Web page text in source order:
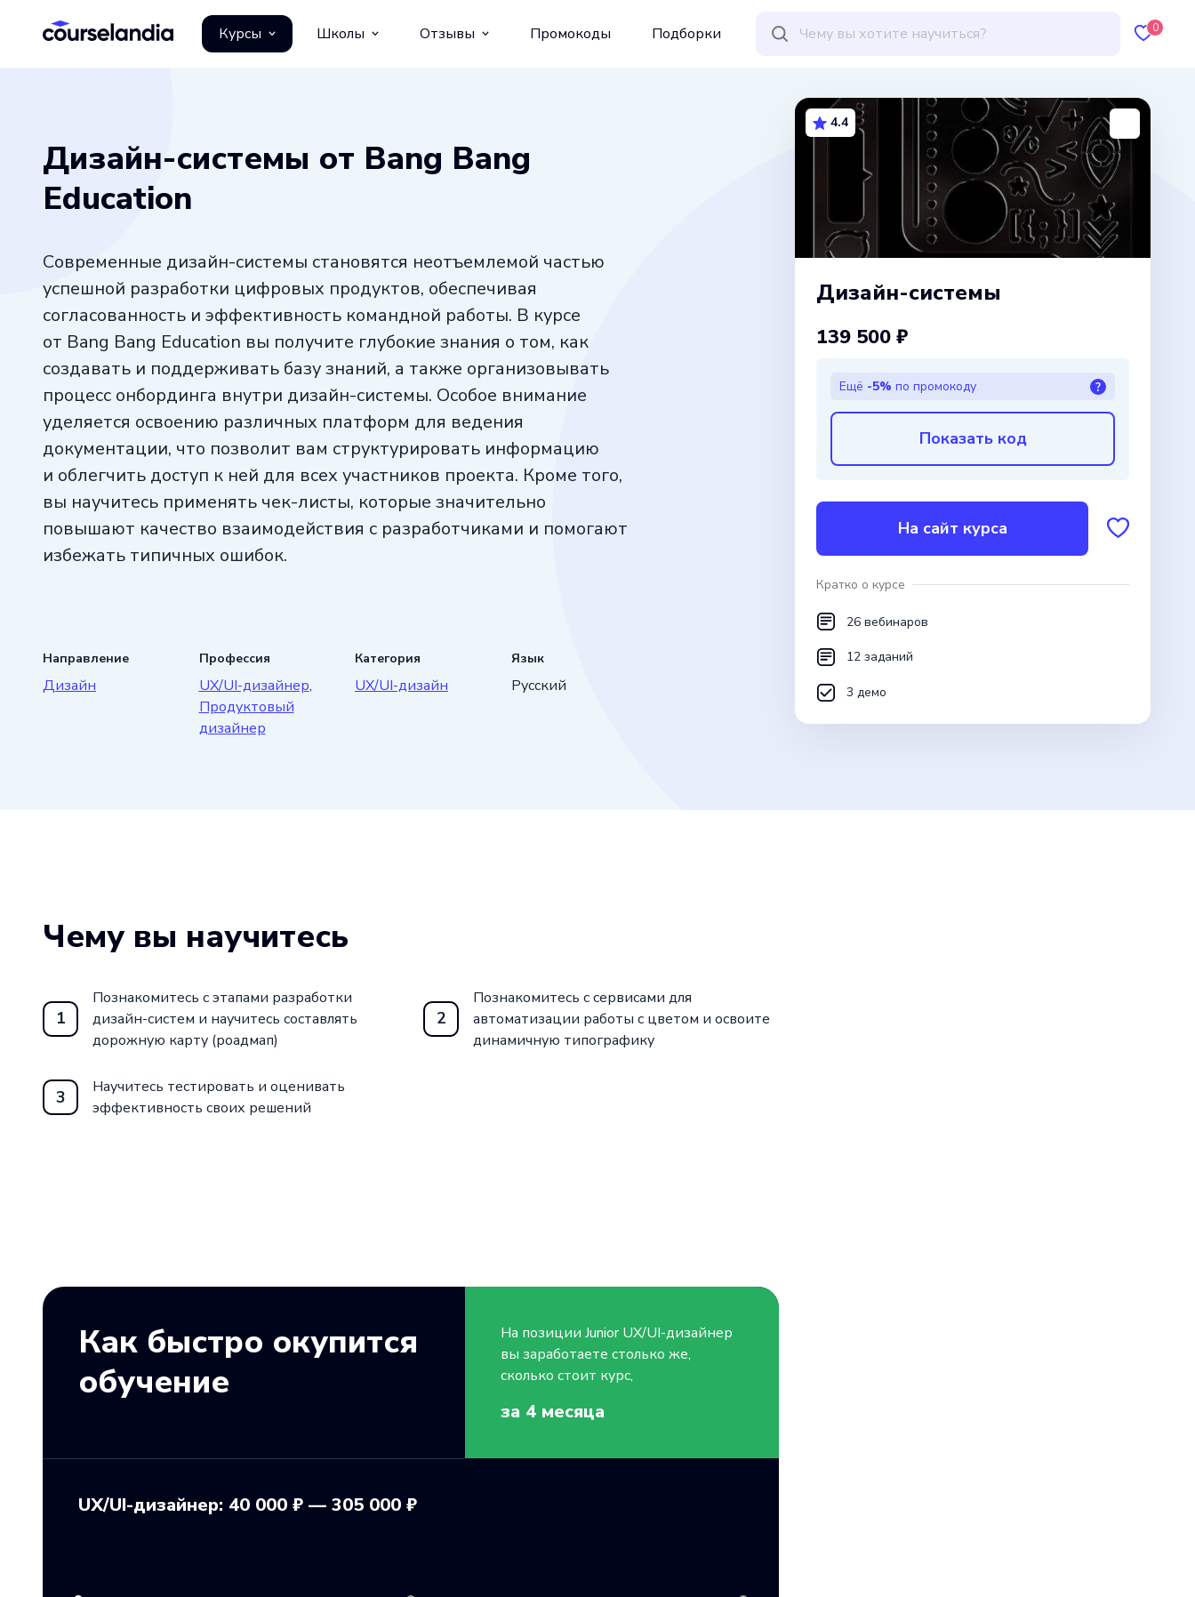
Курсы Школы Отзывы Промокоды Подборки 0
Дизайн-системы от Bang Bang
Education
Современные дизайн-системы становятся неотъемлемой частью
успешной разработки цифровых продуктов, обеспечивая
согласованность и эффективность командной работы. В курсе
от Bang Bang Education вы получите глубокие знания о том, как
создавать и поддерживать базу знаний, а также организовывать
процесс онбординга внутри дизайн-системы. Особое внимание
уделяется освоению различных платформ для ведения
документации, что позволит вам структурировать информацию
и облегчить доступ к ней для всех участников проекта. Кроме того,
вы научитесь применять чек-листы, которые значительно
повышают качество взаимодействия с разработчиками и помогают
избежать типичных ошибок.
Направление
Дизайн
Профессия
UX/UI-дизайнер,
Продуктовый
дизайнер
Категория
UX/UI-дизайн
Язык
Русский
4.4
Дизайн-системы
139 500 ₽
Ещё -5% по промокоду ?
Показать код
На сайт курса
Кратко о курсе
26 вебинаров
12 заданий
3 демо
Чему вы научитесь
1
Познакомитесь с этапами разработки
дизайн-систем и научитесь составлять
дорожную карту (роадмап)
2
Познакомитесь с сервисами для
автоматизации работы с цветом и освоите
динамичную типографику
3
Научитесь тестировать и оценивать
эффективность своих решений
Как быстро окупится
обучение
На позиции JuniorUX/UI-дизайнер
вы заработаете столько же,
сколько стоит курс,
за 4 месяца
UX/UI-дизайнер: 40 000 ₽ — 305 000 ₽